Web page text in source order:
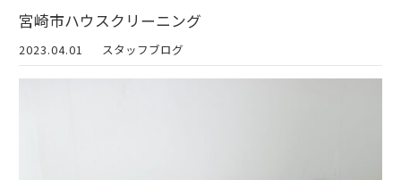
宮崎市ハウスクリーニング
2023.04.01 スタッフブログ